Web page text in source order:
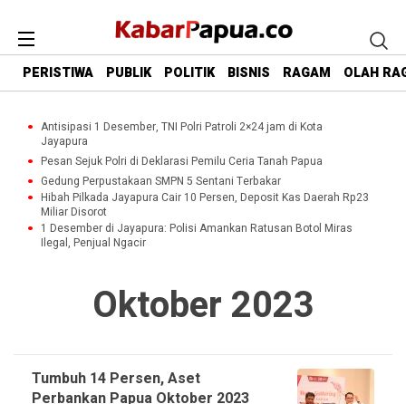
PERISTIWA PUBLIK POLITIK BISNIS RAGAM OLAH
Antisipasi 1 Desember, TNI Polri Patroli 2×24 jam di Kota
Jayapura
Pesan Sejuk Polri di Deklarasi Pemilu Ceria Tanah Papua
Gedung Perpustakaan SMPN 5 Sentani Terbakar
Hibah Pilkada Jayapura Cair 10 Persen, Deposit Kas Daerah Rp23
Miliar Disorot
1 Desember di Jayapura: Polisi Amankan Ratusan Botol Miras
Ilegal, Penjual Ngacir
Oktober 2023
Tumbuh 14 Persen, Aset
Perbankan Papua Oktober 2023